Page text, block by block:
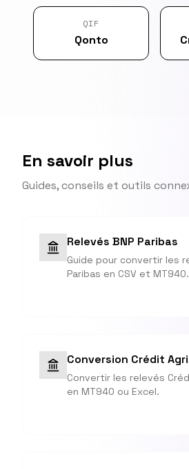
QIF
Qonto
En savoir plus
Guides, conseils et outils
Relevés BNP Paribas
Guide pour convertir les
Paribas en CSV et MT940.
Conversion Crédit
Convertir les relevés
en MT940 ou Excel.